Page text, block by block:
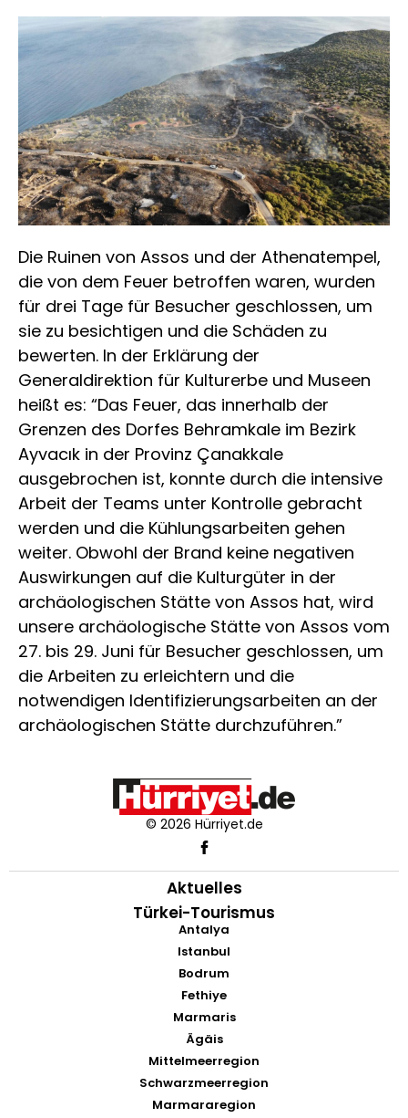
Die Ruinen von Assos und der Athenatempel,
die von dem Feuer betroffen waren, wurden
für drei Tage für Besucher geschlossen, um
sie zu besichtigen und die Schäden zu
bewerten. In der Erklärung der
Generaldirektion für Kulturerbe und Museen
heißt es: “Das Feuer, das innerhalb der
Grenzen des Dorfes Behramkale im Bezirk
Ayvacık in der Provinz Çanakkale
ausgebrochen ist, konnte durch die intensive
Arbeit der Teams unter Kontrolle gebracht
werden und die Kühlungsarbeiten gehen
weiter. Obwohl der Brand keine negativen
Auswirkungen auf die Kulturgüter in der
archäologischen Stätte von Assos hat, wird
unsere archäologische Stätte von Assos vom
27. bis 29. Juni für Besucher geschlossen, um
die Arbeiten zu erleichtern und die
notwendigen Identifizierungsarbeiten an der
archäologischen Stätte durchzuführen.”
© 2026 Hürriyet.de
Aktuelles
Türkei-Tourismus
Antalya
Istanbul
Bodrum
Fethiye
Marmaris
Ägäis
Mittelmeerregion
Schwarzmeerregion
Marmararegion